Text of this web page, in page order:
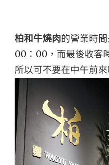
柏和牛燒肉的營業時
00：00，而最後收客
所以可不要在中午前來